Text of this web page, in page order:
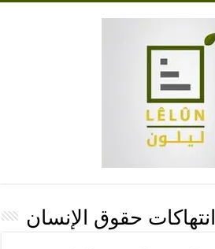
انتهاكات حقوق الإنسان